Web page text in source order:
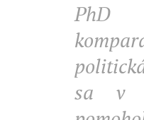
sa v